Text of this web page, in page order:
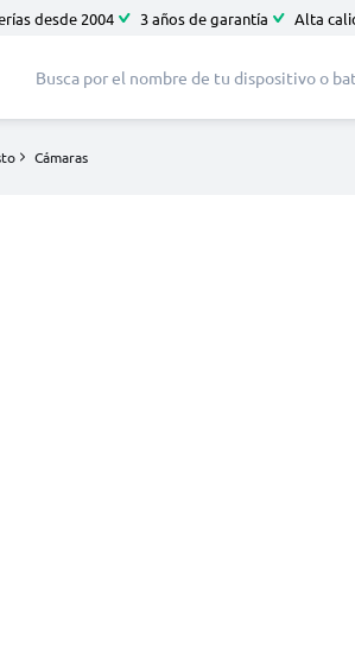
desde 2004 3 años de garantía Alta
Cámaras